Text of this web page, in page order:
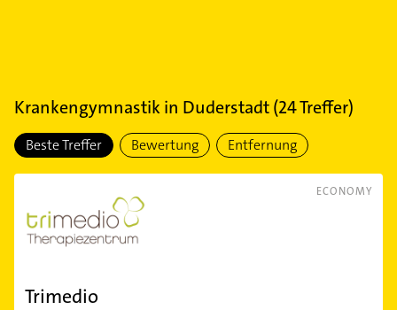
Krankengymnastikin Duderstadt(24Treffer)
Beste Treffer Bewertung Entfernung
ECONOMY
Trimedio